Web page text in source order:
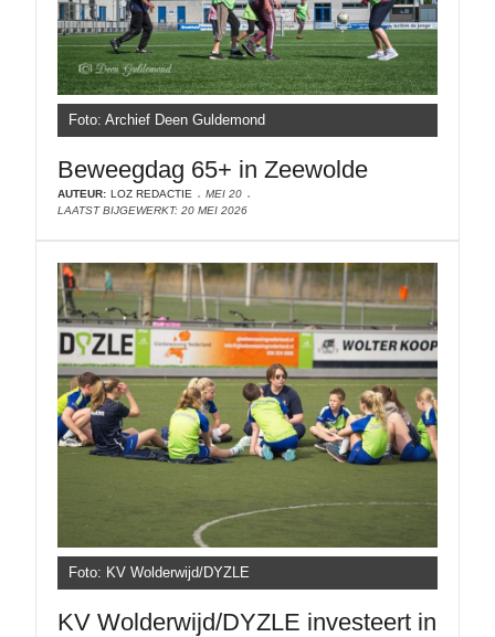
Foto: Archief Deen Guldemond
Beweegdag 65+ in Zeewolde
AUTEUR: LOZ REDACTIE
MEI 20
LAATST BIJGEWERKT: 20 MEI 2026
Foto: KV Wolderwijd/DYZLE
KV Wolderwijd/DYZLE investeert in